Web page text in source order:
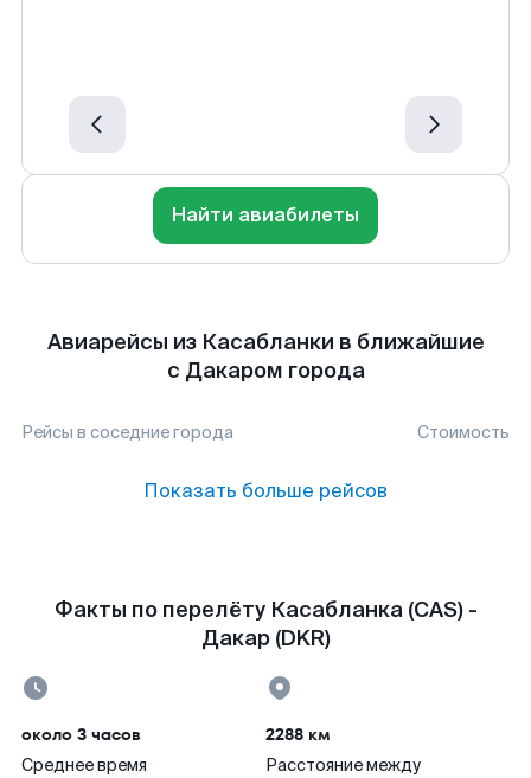
Найти авиабилеты
Авиарейсы из Касабланки в ближайшие
с Дакаром города
Рейсы в соседние города Стоимость
Показать больше рейсов
Факты по перелёту Касабланка (CAS) -
Дакар (DKR)
около 3 часов
Среднее время
2288 км
Расстояние между